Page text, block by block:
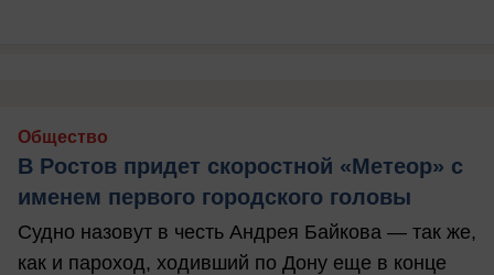
Общество
В Ростов придет скоростной «Метеор» с
именем первого городского головы
Судно назовут в честь Андрея Байкова — так же,
как и пароход, ходивший по Дону еще в конце